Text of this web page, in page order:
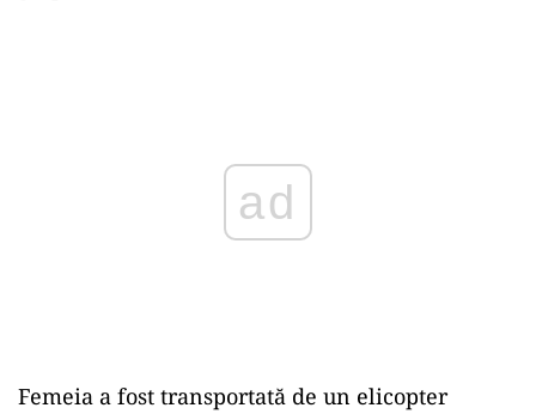
Femeia a fost transportată de un elicopter